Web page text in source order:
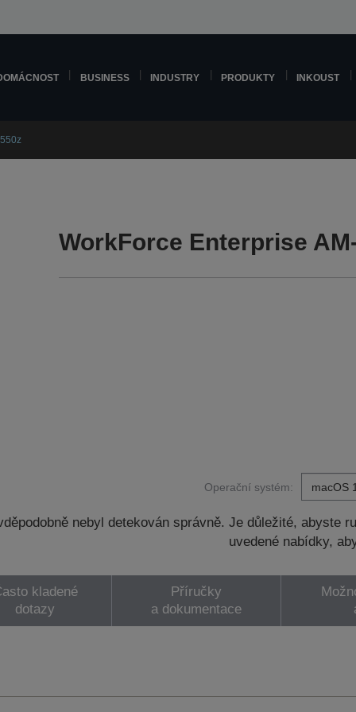
BUSINESS INDUSTRY PRODUKTY INKOUST
WorkForce Enterprise
Operační systém:
nebyl detekován správně. Je důležité, abyste
uvedené nabídky,
kladené
dotazy
Příručky
a dokumentace